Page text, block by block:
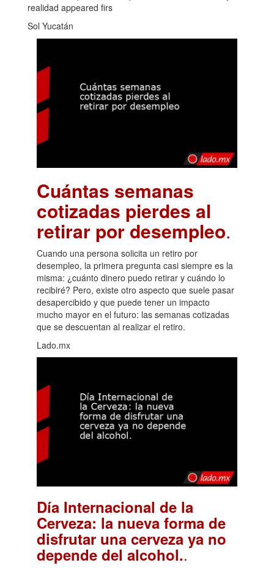
realidad appeared firs
Sol Yucatán
Cuántas semanas
cotizadas pierdes al
retirar por desempleo.
Cuando una persona solicita un retiro por
desempleo, la primera pregunta casi siempre es la
misma: ¿cuánto dinero puedo retirar y cuándo lo
recibiré? Pero, existe otro aspecto que suele pasar
desapercibido y que puede tener un impacto
mucho mayor en el futuro: las semanas cotizadas
que se descuentan al realizar el retiro.
Lado.mx
Día Internacional de la
Cerveza: la nueva forma de
disfrutar una cerveza ya no
depende del alcohol..